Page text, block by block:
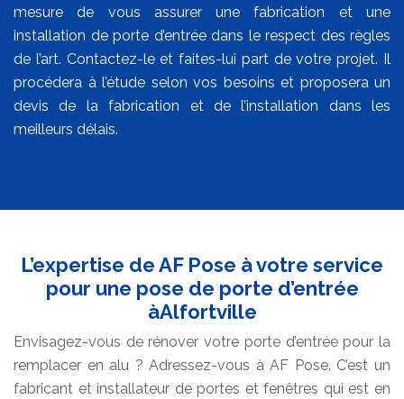
mesure de vous assurer une fabrication et une
installation de porte d’entrée dans le respect des règles
de l’art. Contactez-le et faites-lui part de votre projet. Il
procédera à l’étude selon vos besoins et proposera un
devis de la fabrication et de l’installation dans les
meilleurs délais.
L’expertise de AF Pose à votre service
pour une pose de porte d’entrée
àAlfortville
Envisagez-vous de rénover votre porte d’entrée pour la
remplacer en alu ? Adressez-vous à AF Pose. C’est un
fabricant et installateur de portes et fenêtres qui est en